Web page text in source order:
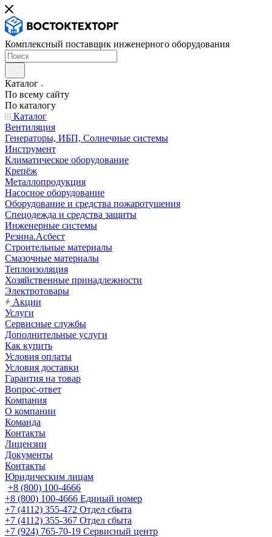
Комплексный поставщик инженерного оборудования
Каталог
По всему сайту
По каталогу
Каталог
Вентиляция
Генераторы, ИБП, Солнечные системы
Инструмент
Климатическое оборудование
Крепёж
Металлопродукция
Насосное оборудование
Оборудование и средства пожаротушения
Спецодежда и средства защиты
Инженерные системы
Резина.Асбест
Строительные материалы
Смазочные материалы
Теплоизоляция
Хозяйственные принадлежности
Электротовары
Акции
Услуги
Сервисные службы
Дополнительные услуги
Как купить
Условия оплаты
Условия доставки
Гарантия на товар
Вопрос-ответ
Компания
О компании
Команда
Контакты
Лицензии
Документы
Контакты
Юридическим лицам
+8 (800) 100-4666
+8 (800) 100-4666 Единый номер
+7 (4112) 355-472 Отдел сбыта
+7 (4112) 355-367 Отдел сбыта
+7 (924) 765-70-19 Сервисный центр